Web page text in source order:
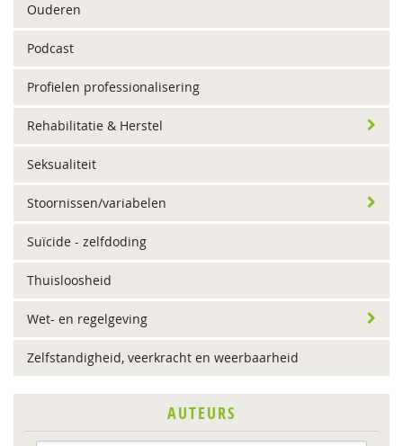
Ouderen
Podcast
Profielen professionalisering
Rehabilitatie & Herstel
Seksualiteit
Stoornissen/variabelen
Suïcide - zelfdoding
Thuisloosheid
Wet- en regelgeving
Zelfstandigheid, veerkracht en weerbaarheid
AUTEURS